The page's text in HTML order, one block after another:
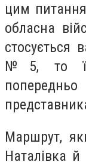
цим
обласна
стосується
№5, то її
Маршрут,
Наталівка